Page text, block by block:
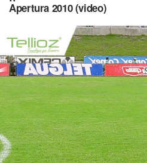
Apertura 2010 (video)